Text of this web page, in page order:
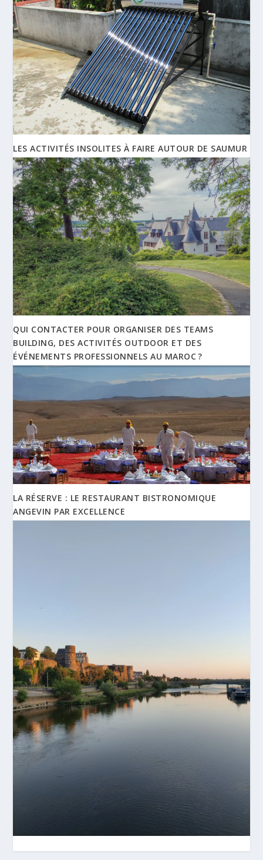
LES ACTIVITÉS INSOLITES À FAIRE AUTOUR DE SAUMUR
QUI CONTACTER POUR ORGANISER DES TEAMS
BUILDING, DES ACTIVITÉS OUTDOOR ET DES
ÉVÉNEMENTS PROFESSIONNELS AU MAROC ?
LA RÉSERVE : LE RESTAURANT BISTRONOMIQUE
ANGEVIN PAR EXCELLENCE